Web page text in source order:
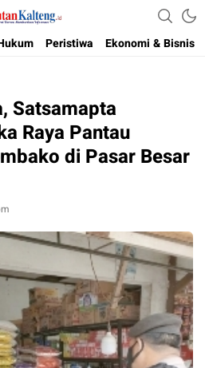
Kalteng
& Independent
Peristiwa Ekonomi & Bisnis
Satsamapta
Raya Pantau
di Pasar Besar